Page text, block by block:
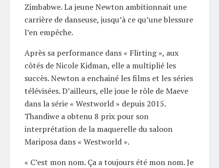
Zimbabwe. La jeune Newton ambitionnait une
carrière de danseuse, jusqu’à ce qu’une blessure
l’en empêche.
Après sa performance dans « Flirting », aux
côtés de Nicole Kidman, elle a multiplié les
succès. Newton a enchainé les films et les séries
télévisées. D’ailleurs, elle joue le rôle de Maeve
dans la série « Westworld » depuis 2015.
Thandiwe a obtenu 8 prix pour son
interprétation de la maquerelle du saloon
Mariposa dans « Westworld ».
« C’est mon nom. Ça a toujours été mon nom. Je